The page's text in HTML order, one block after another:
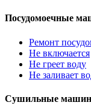
Посудомоечные
Ремонт
Не включается
Не греет воду
Не заливает
Сушильные